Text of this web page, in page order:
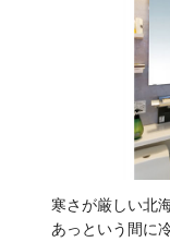
寒さが厳しい北
あっという間に